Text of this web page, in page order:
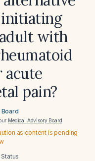
with
pain?
Medical Advisory Board
as content is pending